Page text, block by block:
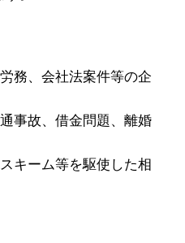
務、会社法案件等の企
事故、借金問題、離婚
キーム等を駆使した相